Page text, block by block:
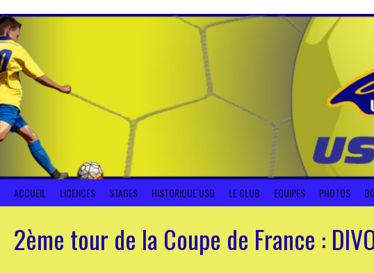
au
contenu
ACCUEIL LICENCES STAGES HISTORIQUE USD LE CLUB EQUIPES PHOTOS
2ème tour de la Coupe de France :